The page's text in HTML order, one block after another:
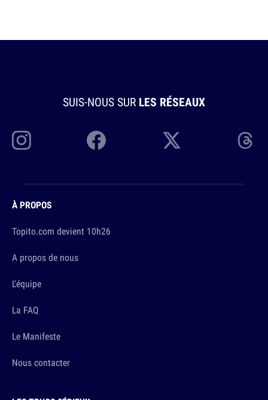
SUIS-NOUS SUR LES RÉSEAUX
À PROPOS
Topito.com devient 10h26
A propos de nous
L'équipe
La FAQ
Le Manifeste
Nous contacter